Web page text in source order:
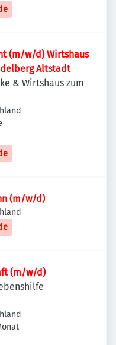
d) Wirtshaus
Altstadt
(m/w/d)
(m/w/d)